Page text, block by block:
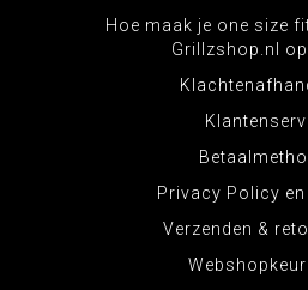
Hoe maak je one size
Grillzshop.nl
Privacy Policy
Verzenden &